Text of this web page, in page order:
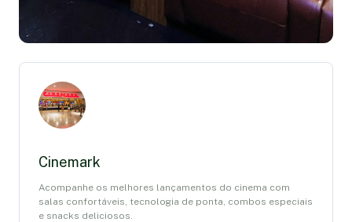
Cinemark
Acompanhe os melhores lançamentos do cinema com
salas confortáveis, tecnologia de ponta, combos especiais
e snacks deliciosos.